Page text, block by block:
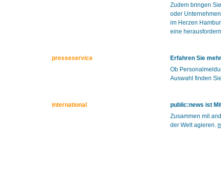
Zudem bringen
oder
im Herzen
eine
presseservice
Erfahren Sie
Ob
Auswahl finden
international
public:news ist
Zusammen mit
der Welt agieren.